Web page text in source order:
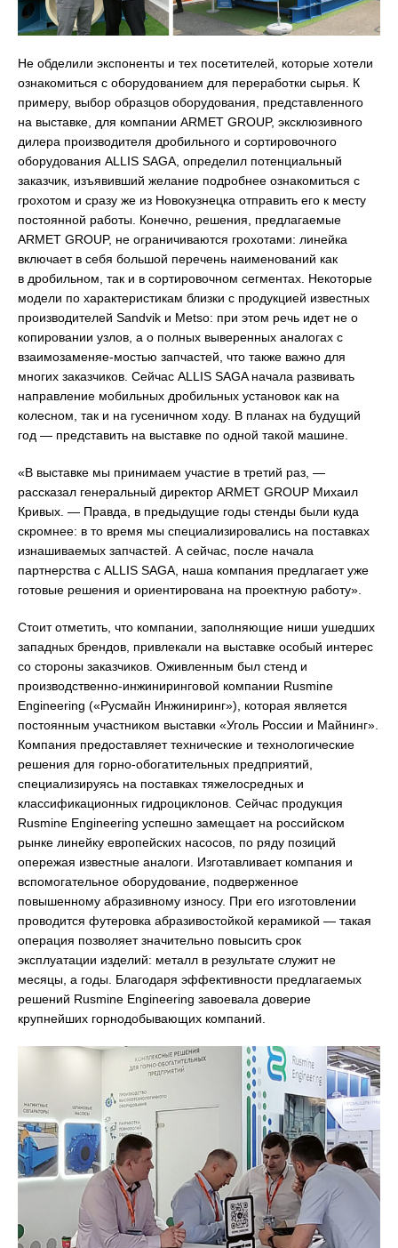
Не обделили экспоненты и тех посетителей, которые хотели
ознакомиться с оборудованием для переработки сырья. К
примеру, выбор образцов оборудования, представленного
на выставке, для компании ARMET GROUP, эксклюзивного
дилера производителя дробильного и сортировочного
оборудования ALLIS SAGA, определил потенциальный
заказчик, изъявивший желание подробнее ознакомиться с
грохотом и сразу же из Новокузнецка отправить его к месту
постоянной работы. Конечно, решения, предлагаемые
ARMET GROUP, не ограничиваются грохотами: линейка
включает в себя большой перечень наименований как
в дробильном, так и в сортировочном сегментах. Некоторые
модели по характеристикам близки с продукцией известных
производителей Sandvik и Metso: при этом речь идет не о
копировании узлов, а о полных выверенных аналогах с
взаимозаменяе-мостью запчастей, что также важно для
многих заказчиков. Сейчас ALLIS SAGA начала развивать
направление мобильных дробильных установок как на
колесном, так и на гусеничном ходу. В планах на будущий
год — представить на выставке по одной такой машине.
«В выставке мы принимаем участие в третий раз, —
рассказал генеральный директор ARMET GROUP Михаил
Кривых. — Правда, в предыдущие годы стенды были куда
скромнее: в то время мы специализировались на поставках
изнашиваемых запчастей. А сейчас, после начала
партнерства с ALLIS SAGA, наша компания предлагает уже
готовые решения и ориентирована на проектную работу».
Стоит отметить, что компании, заполняющие ниши ушедших
западных брендов, привлекали на выставке особый интерес
со стороны заказчиков. Оживленным был стенд и
производственно-инжиниринговой компании Rusmine
Engineering («Русмайн Инжиниринг»), которая является
постоянным участником выставки «Уголь России и Майнинг».
Компания предоставляет технические и технологические
решения для горно-обогатительных предприятий,
специализируясь на поставках тяжелосредных и
классификационных гидроциклонов. Сейчас продукция
Rusmine Engineering успешно замещает на российском
рынке линейку европейских насосов, по ряду позиций
опережая известные аналоги. Изготавливает компания и
вспомогательное оборудование, подверженное
повышенному абразивному износу. При его изготовлении
проводится футеровка абразивостойкой керамикой — такая
операция позволяет значительно повысить срок
эксплуатации изделий: металл в результате служит не
месяцы, а годы. Благодаря эффективности предлагаемых
решений Rusmine Engineering завоевала доверие
крупнейших горнодобывающих компаний.